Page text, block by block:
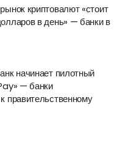
криптовалют «стоит
в день» — банки в
начинает пилотный
— банки
правительственному